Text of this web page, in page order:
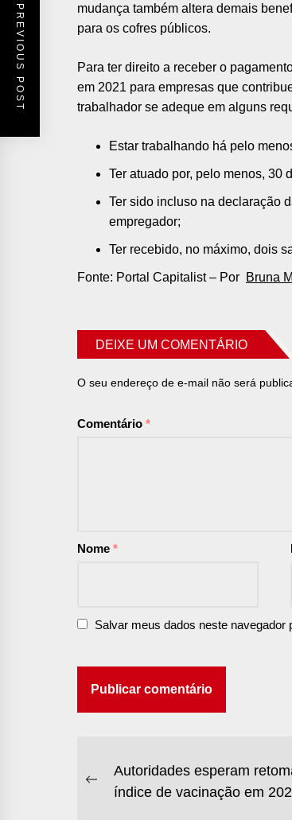
mudança também altera demais
para os cofres públicos.
Para ter direito a receber o
em 2021 para empresas que
trabalhador se adeque em alguns
Estar trabalhando há pelo
Ter atuado por, pelo menos, 30
Ter sido incluso na declaração
empregador;
Ter recebido, no máximo, dois
Fonte: Portal Capitalist – Por Bruna
DEIXE UM COMENTÁRIO
O seu endereço de e-mail não será
Comentário *
Nome *
Salvar meus dados neste navegador
PREVIOUS POST
NAVEGAÇÃO
Previous
Autoridades esperam
índice de vacinação em